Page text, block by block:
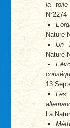
la toile
N°2274
Nature
Un
Nature
13
La